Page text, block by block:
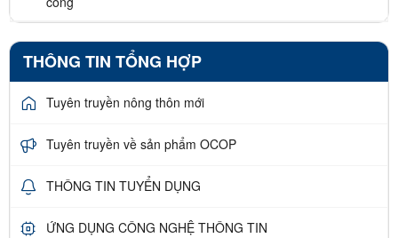
THÔNG TIN TỔNG HỢP
Tuyên truyền nông thôn mới
Tuyên truyền về sản phẩm OCOP
THÔNG TIN TUYỂN DỤNG
ỨNG DỤNG CÔNG NGHỆ THÔNG TIN